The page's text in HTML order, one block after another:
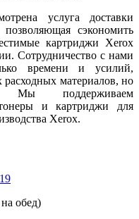
услуга доставки
сэкономить
картриджи Xerox
Сотрудничество с нами
времени и усилий,
расходных материалов, но
Мы поддерживаем
и картриджи для
Xerox.
обед)